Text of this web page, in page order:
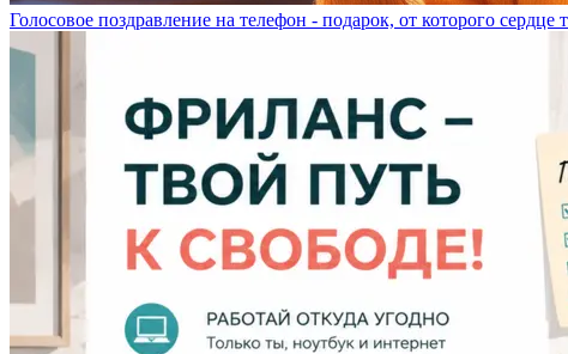
Голосовое поздравление на телефон - подарок, от которого сердце